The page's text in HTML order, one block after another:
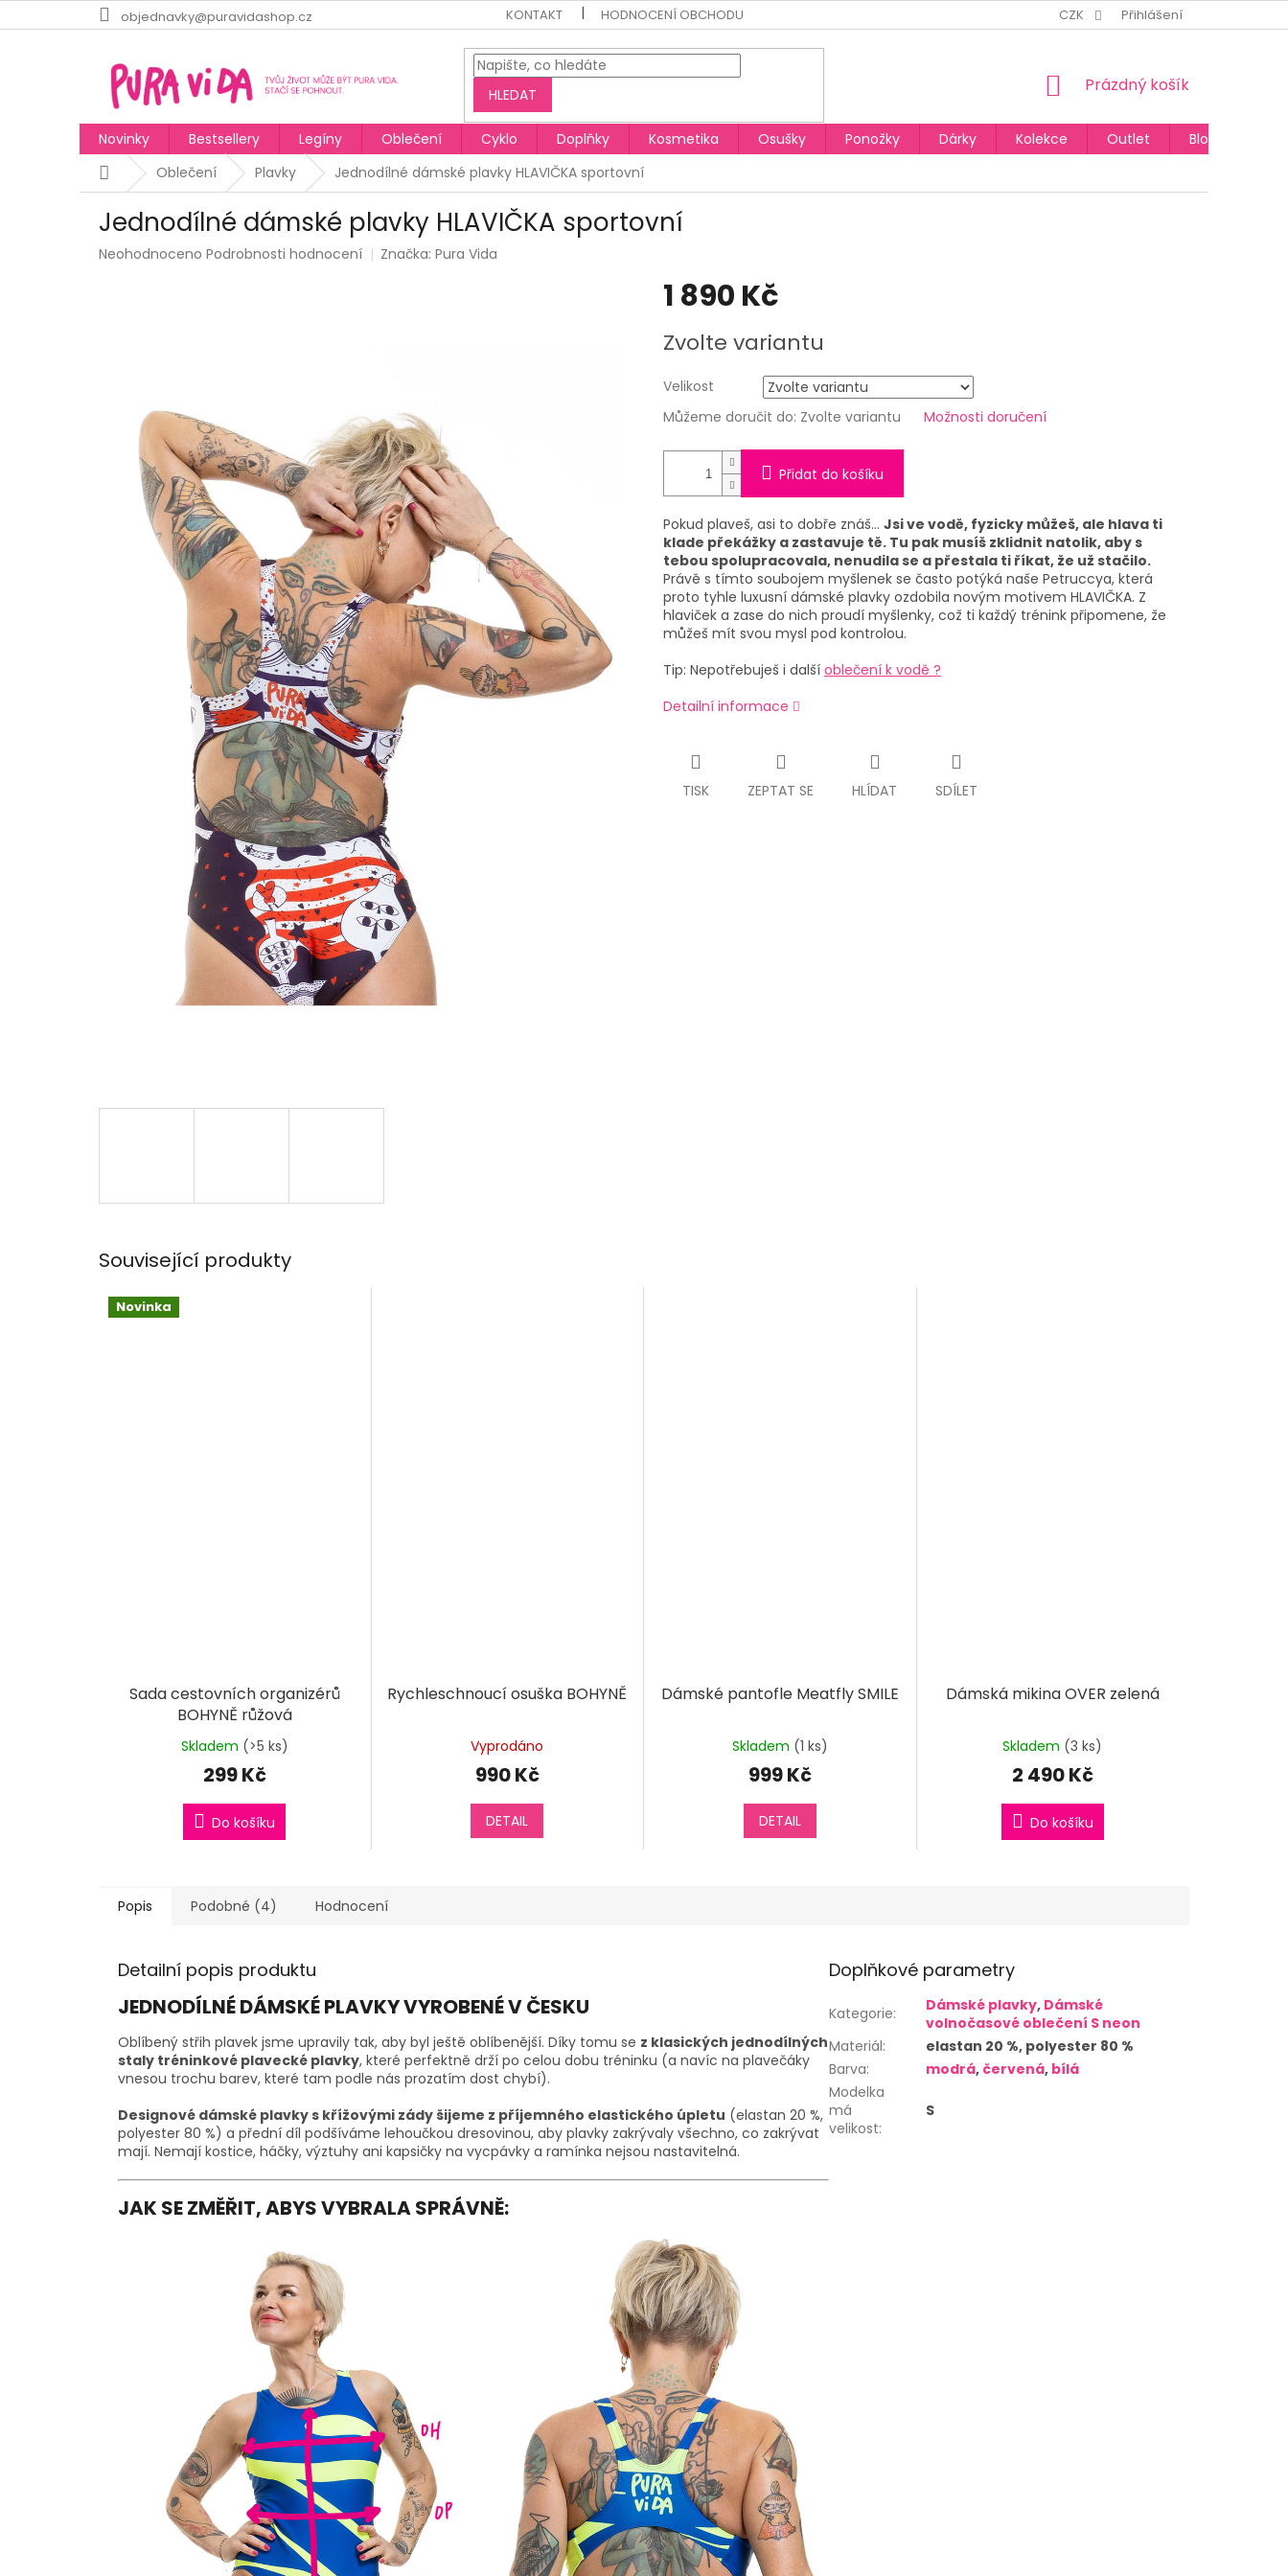
na
objednavky@puravidashop.cz KONTAKT HODNOCENÍ OBCHODU CZK Přihlášení
HLEDAT
NÁKUPNÍ
Prázdný košík
Novinky Bestsellery Legíny Oblečení Cyklo Doplňky Kosmetika Osušky Ponožky Dárky Kolekce Outlet
Blog
DomůOblečení Plavky Jednodílné dámské plavky HLAVIČKA sportovní
Jednodílné dámské plavky HLAVIČKA sportovní
Průměrné
Neohodnoceno Podrobnosti hodnocení Značka:Pura Vida
1 890 Kč
cena:
Zvolte variantu
Velikost
Můžeme doručit do: Zvolte variantu Možnosti doručení
Přidat do košíku
Pokud plaveš, asi to dobře znáš… Jsi ve vodě, fyzicky můžeš, ale hlava ti
klade překážky a zastavuje tě. Tu pak musíš zklidnit natolik, aby s
tebou spolupracovala, nenudila se a přestala ti říkat, že už stačilo.
Právě s tímto soubojem myšlenek se často potýká naše Petruccya, která
proto tyhle luxusní dámské plavky ozdobila novým motivem HLAVIČKA. Z
hlaviček a zase do nich proudí myšlenky, což ti každý trénink připomene, že
můžeš mít svou mysl pod kontrolou.
Tip: Nepotřebuješ i další oblečení k vodě ?
Detailní informace
TISK ZEPTAT SE HLÍDAT SDÍLET
Související produkty
Novinka
Sada cestovních organizérů
BOHYNĚ růžová
Skladem (>5 ks)
299 Kč
Do košíku
Rychleschnoucí osuška BOHYNĚ
Vyprodáno
990 Kč
DETAIL
Dámské pantofle Meatfly SMILE
Skladem (1 ks)
999 Kč
DETAIL
Dámská mikina OVER zelená
Skladem (3 ks)
2 490 Kč
Do košíku
Popis Podobné (4) Hodnocení
Detailní popis produktu
JEDNODÍLNÉ DÁMSKÉ PLAVKY VYROBENÉ V ČESKU
Oblíbený střih plavek jsme upravily tak, aby byl ještě oblíbenější. Díky tomu se z klasických jednodílných
staly tréninkové plavecké plavky, které perfektně drží po celou dobu tréninku (a navíc na plavečáky
vnesou trochu barev, které tam podle nás prozatím dost chybí).
Designové dámské plavky s křížovými zády šijeme z příjemného elastického úpletu (elastan 20 %,
polyester 80 %) a přední díl podšíváme lehoučkou dresovinou, aby plavky zakrývaly všechno, co zakrývat
mají. Nemají kostice, háčky, výztuhy ani kapsičky na vycpávky a ramínka nejsou nastavitelná.
JAK SE ZMĚŘIT, ABYS VYBRALA SPRÁVNĚ:
Doplňkové parametry
Kategorie: Dámské plavky, Dámské
volnočasové oblečení S neon
Materiál:
elastan 20 %, polyester 80 %
Barva: modrá, červená, bílá
Modelka
má
velikost:
S